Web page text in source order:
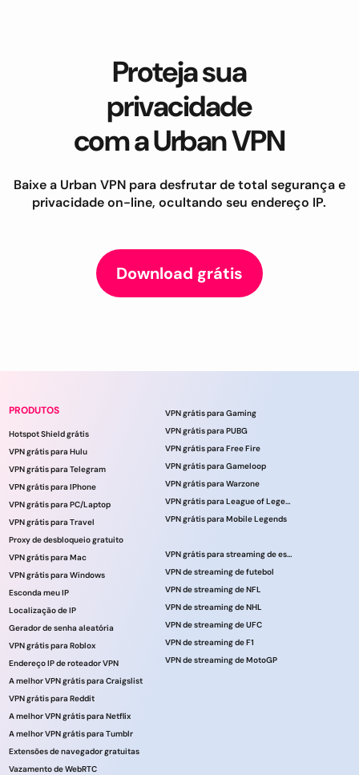
Proteja sua
privacidade
com a Urban VPN
Baixe a Urban VPN para desfrutar de total segurança e
privacidade on-line, ocultando seu endereço IP.
Download grátis
PRODUTOS
Hotspot Shield grátis
VPN grátis para Hulu
VPN grátis para Telegram
VPN grátis para IPhone
VPN grátis para PC/Laptop
VPN grátis para Travel
Proxy de desbloqueio gratuito
VPN grátis para Mac
VPN grátis para Windows
Esconda meu IP
Localização de IP
Gerador de senha aleatória
VPN grátis para Roblox
Endereço IP de roteador VPN
A melhor VPN grátis para Craigslist
VPN grátis para Reddit
A melhor VPN grátis para Netflix
A melhor VPN grátis para Tumblr
Extensões de navegador gratuitas
Vazamento de WebRTC
VPN grátis para Gaming
VPN grátis para PUBG
VPN grátis para Free Fire
VPN grátis para Gameloop
VPN grátis para Warzone
VPN grátis para League of Legends
VPN grátis para Mobile Legends
VPN grátis para streaming de esportes
VPN de streaming de futebol
VPN de streaming de NFL
VPN de streaming de NHL
VPN de streaming de UFC
VPN de streaming de F1
VPN de streaming de MotoGP